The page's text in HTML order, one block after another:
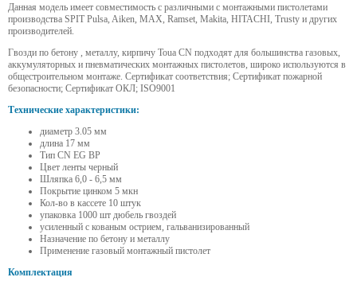
Данная модель имеет совместимость с различными с монтажными пистолетами
производства SPIT Pulsa, Aiken, MAX, Ramset, Makita, HITACHI, Trusty и других
производителей.
Гвозди по бетону , металлу, кирпичу Toua CN подходят для большинства газовых,
аккумуляторных и пневматических монтажных пистолетов, широко используются в
общестроительном монтаже. Сертификат соответствия; Сертификат пожарной
безопасности; Сертификат ОКЛ; ISO9001
Технические характеристики:
диаметр 3.05 мм
длина 17 мм
Тип СN EG BP
Цвет ленты черный
Шляпка 6,0 - 6,5 мм
Покрытие цинком 5 мкн
Кол-во в кассете 10 штук
упаковка 1000 шт дюбель гвоздей
усиленный с кованым острием, гальванизированный
Назначение по бетону и металлу
Применение газовый монтажный пистолет
Комплектация